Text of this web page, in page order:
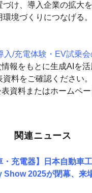
づけ、導入企業の拡大
境づくりにつなげる。
入/充電体験・EV試乗会
報をもとに生成AIを
料をご確認ください。
資料またはホームペー
関連ニュース
・充電器】日本自動車
2025が閉幕、来